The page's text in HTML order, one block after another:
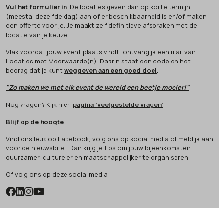
Vul het formulier in. De locaties geven dan op korte termijn
(meestal dezelfde dag) aan of er beschikbaarheid is en/of maken
een offerte voor je. Je maakt zelf definitieve afspraken met de
locatie van je keuze.
Vlak voordat jouw event plaats vindt, ontvang je een mail van
Locaties met Meerwaarde(n). Daarin staat een code en het
bedrag dat je kunt weggeven aan een goed doel.
"Zo maken we met elk event de wereld een beetje mooier!"
Nog vragen? Kijk hier: pagina 'veelgestelde vragen'
Blijf op de hoogte
Vind ons leuk op Facebook, volg ons op social media of meld je aan
voor de nieuwsbrief. Dan krijg je tips om jouw bijeenkomsten
duurzamer, cultureler en maatschappelijker te organiseren.
Of volg ons op deze social media: